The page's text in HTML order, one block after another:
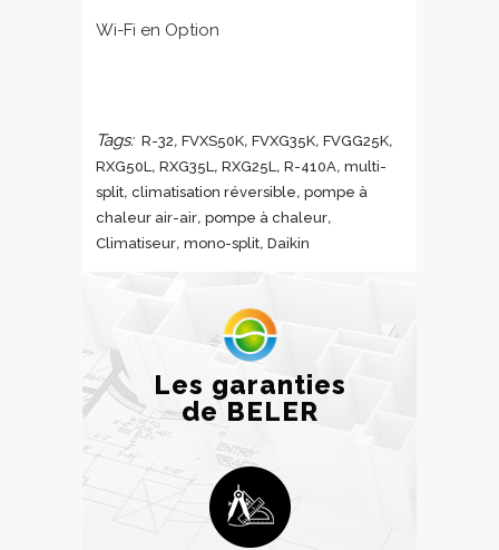
Wi-Fi en Option
Tags: R-32, FVXS50K, FVXG35K, FVGG25K,
RXG50L , RXG35L , RXG25L , R-410A, multi-
split, climatisation réversible, pompe à
chaleur air-air, pompe à chaleur,
Climatiseur, mono-split, Daikin
Les garanties
de BELER